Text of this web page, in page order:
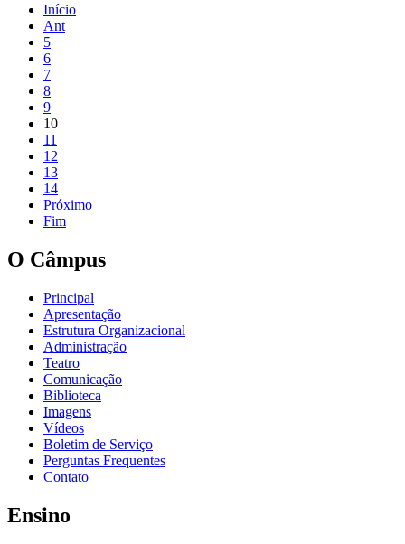
Início
Ant
5
6
7
8
9
10
11
12
13
14
Próximo
Fim
O Câmpus
Principal
Apresentação
Estrutura Organizacional
Administração
Teatro
Comunicação
Biblioteca
Imagens
Vídeos
Boletim de Serviço
Perguntas Frequentes
Contato
Ensino